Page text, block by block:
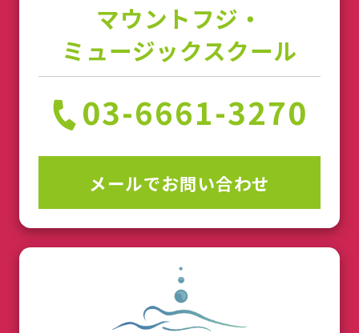
マウントフジ・
ミュージックスクール
03-6661-3270
メールでお問い合わせ